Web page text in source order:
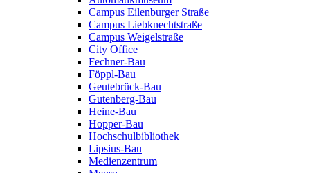
Campus Eilenburger Straße
Campus Liebknechtstraße
Campus Weigelstraße
City Office
Fechner-Bau
Föppl-Bau
Geutebrück-Bau
Gutenberg-Bau
Heine-Bau
Hopper-Bau
Hochschulbibliothek
Lipsius-Bau
Medienzentrum